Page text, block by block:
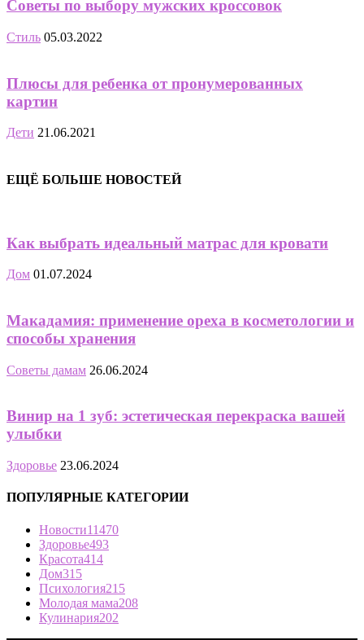
Советы по выбору мужских кроссовок
Стиль 05.03.2022
Плюсы для ребенка от пронумерованных
картин
Дети 21.06.2021
ЕЩЁ БОЛЬШЕ НОВОСТЕЙ
Как выбрать идеальный матрас для кровати
Дом 01.07.2024
Макадамия: применение ореха в косметологии и
способы хранения
Советы дамам 26.06.2024
Винир на 1 зуб: эстетическая перекраска вашей
улыбки
Здоровье 23.06.2024
ПОПУЛЯРНЫЕ КАТЕГОРИИ
Новости11470
Здоровье493
Красота414
Дом315
Психология215
Молодая мама208
Кулинария202